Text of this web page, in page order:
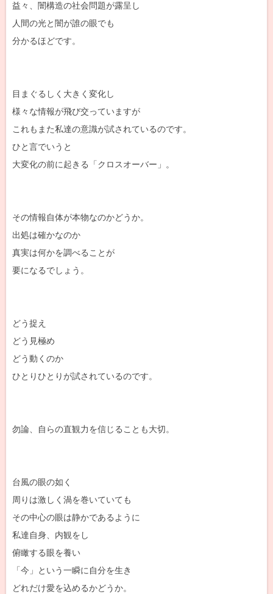
益々、闇構造の社会問題が露呈し
人間の光と闇が誰の眼でも
分かるほどです。
目まぐるしく大きく変化し
様々な情報が飛び交っていますが
これもまた私達の意識が試されているのです。
ひと言でいうと
大変化の前に起きる「クロスオーバー」。
その情報自体が本物なのかどうか。
出処は確かなのか
真実は何かを調べることが
要になるでしょう。
どう捉え
どう見極め
どう動くのか
ひとりひとりが試されているのです。
勿論、自らの直観力を信じることも大切。
台風の眼の如く
周りは激しく渦を巻いていても
その中心の眼は静かであるように
私達自身、内観をし
俯瞰する眼を養い
「今」という一瞬に自分を生き
どれだけ愛を込めるかどうか。